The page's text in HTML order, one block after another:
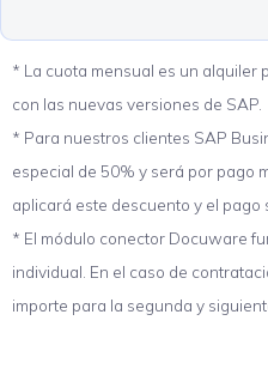
* La cuota mensual es un alquiler
con las nuevas versiones de SAP.
* Para nuestros clientes SAP
especial de 50% y será por pago
aplicará este descuento y el pago
* El módulo conector Docuware
individual. En el caso de
importe para la segunda y